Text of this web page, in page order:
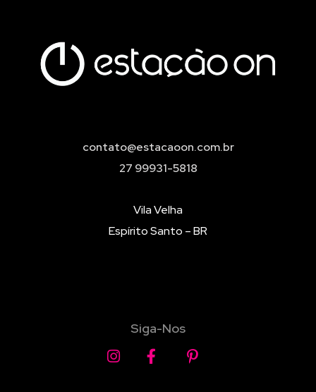
contato@estacaoon.com.br
27 99931-5818
Vila Velha
Espírito Santo – BR
Siga-Nos